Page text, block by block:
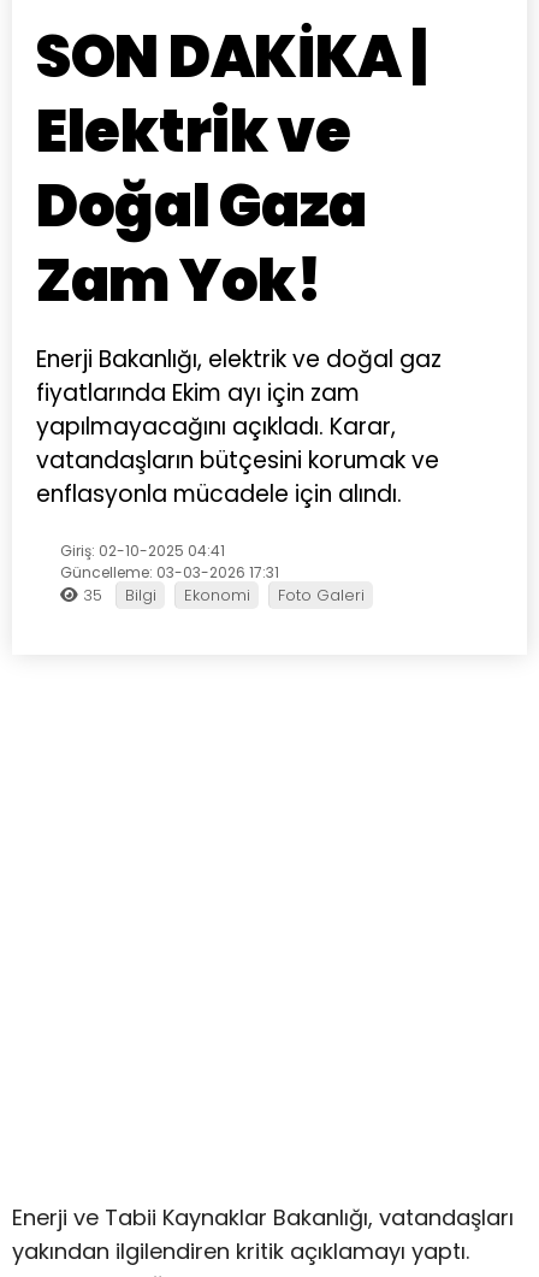
SON DAKİKA |
Elektrik ve
Doğal Gaza
Zam Yok!
Enerji Bakanlığı, elektrik ve doğal gaz
fiyatlarında Ekim ayı için zam
yapılmayacağını açıkladı. Karar,
vatandaşların bütçesini korumak ve
enflasyonla mücadele için alındı.
Giriş: 02-10-2025 04:41
Güncelleme: 03-03-2026 17:31
35 Bilgi Ekonomi Foto Galeri
Enerji ve Tabii Kaynaklar Bakanlığı, vatandaşları
yakından ilgilendiren kritik açıklamayı yaptı.